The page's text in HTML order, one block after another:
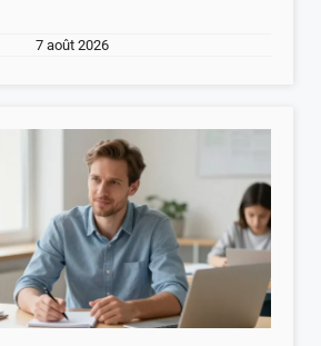
7 août 2026